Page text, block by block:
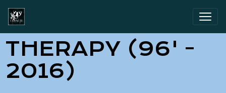
THERAPY (96' -
2016)